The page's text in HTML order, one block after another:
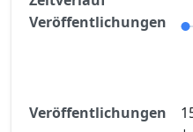
Veröffentlichungen
Veröffentlichungen